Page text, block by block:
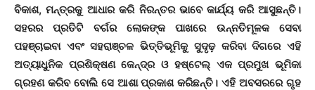
ବିକାଶ, ମନ୍ତ୍ରକୁ ଆଧାର କରି ନିରନ୍ତର ଭାବେ କାର୍ଯ୍ୟ କରି ଆସୁଛନ୍ତି।
ସହରର ପ୍ରତିଟି ବର୍ଗର ଲୋକଙ୍କ ପାଖରେ ଉନ୍ନତିମୂଳକ ସେବା
ପହଞ୍ଚାଇବା ଏବଂ ସହରାଞ୍ଚଳ ଭିତ୍ତିଭୂମିକୁ ସୁଦୃଢ଼ କରିବା ଦିଗରେ ଏହି
ଅତ୍ୟାଧୁନିକ ପ୍ରଶିକ୍ଷଣ କେନ୍ଦ୍ର ଓ ହଷ୍ଟେଲ୍ ଏକ ପ୍ରମୁଖ ଭୂମିକା
ଗ୍ରହଣ କରିବ ବୋଲି ସେ ଆଶା ପ୍ରକାଶ କରିଛନ୍ତି। ଏହି ଅବସରରେ ଗୃହ